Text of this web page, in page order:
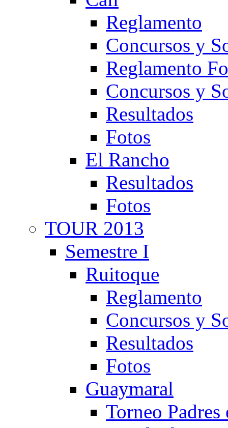
Reglamento
Concursos y
Reglamento
Concursos y
Resultados
Fotos
El Rancho
Resultados
Fotos
TOUR 2013
Semestre I
Ruitoque
Reglamento
Concursos y
Resultados
Fotos
Guaymaral
Torneo